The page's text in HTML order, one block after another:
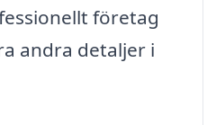
företag
andra detaljer i